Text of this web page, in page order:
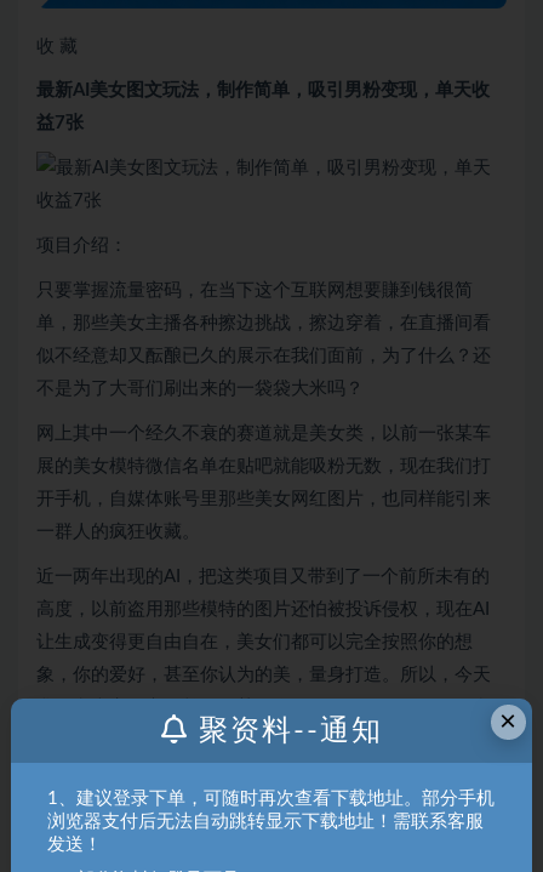
收 藏
最新AI美女图文玩法，制作简单，吸引男粉变现，单天收
益7张
项目介绍：
只要掌握流量密码，在当下这个互联网想要賺到钱很简
单，那些美女主播各种擦边挑战，擦边穿着，在直播间看
似不经意却又酝酿已久的展示在我们面前，为了什么？还
不是为了大哥们刷出来的一袋袋大米吗？
网上其中一个经久不衰的赛道就是美女类，以前一张某车
展的美女模特微信名单在贴吧就能吸粉无数，现在我们打
开手机，自媒体账号里那些美女网红图片，也同样能引来
一群人的疯狂收藏。
近一两年出现的AI，把这类项目又带到了一个前所未有的
高度，以前盗用那些模特的图片还怕被投诉侵权，现在AI
让生成变得更自由自在，美女们都可以完全按照你的想
象，你的爱好，甚至你认为的美，量身打造。所以，今天
用AI技术，生成美女图片，有图片就有流量，这些流量也
聚资料（juziliao.com）免责声明：
1. 本站所有资源来源于用户上传和网络，如有侵权请邮件联系站
×
聚资料--通知
1、建议登录下单，可随时再次查看下载地址。部分手机
浏览器支付后无法自动跳转显示下载地址！需联系客服
发送！